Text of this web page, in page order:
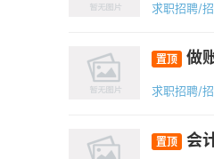
求职招聘/
置顶 做
求职招聘/
置顶 会